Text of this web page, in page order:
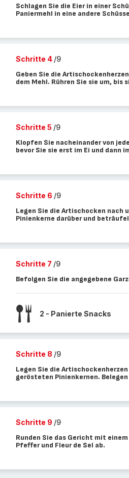
Schlagen Sie die Eier in einer
Paniermehl in eine andere
Schritte 4 /9
Geben Sie die
dem Mehl. Rühren Sie sie um, bis
Schritte 5 /9
Klopfen Sie nacheinander von
bevor Sie sie erst im Ei und dann
Schritte 6 /9
Legen Sie die Artischocken nach
Pinienkerne darüber und
Schritte 7 /9
Befolgen Sie die angegebene
2 - Panierte Snacks
Schritte 8 /9
Legen Sie die
gerösteten Pinienkernen.
Schritte 9 /9
Runden Sie das Gericht mit
Pfeffer und Fleur de Sel ab.